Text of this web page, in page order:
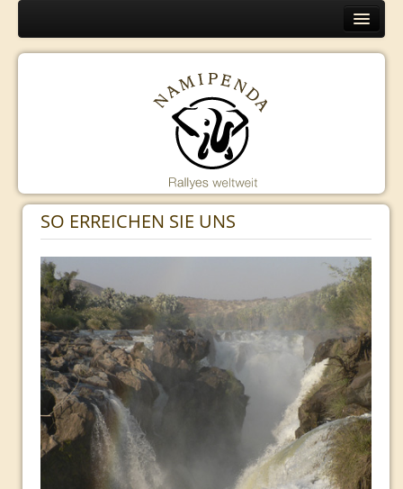
Home
Namibia
Programm
Organisation
Routen
Kambodscha
Programm
Organisation
Routen
Seidenstraße
SO ERREICHEN SIE UNS